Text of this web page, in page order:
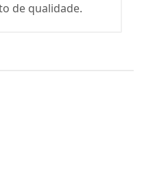
de qualidade.